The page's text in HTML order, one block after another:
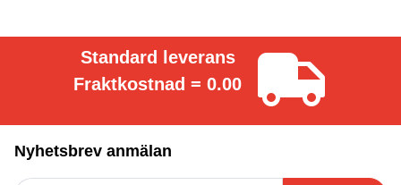
Standard leverans
Fraktkostnad = 0.00
Nyhetsbrev anmälan